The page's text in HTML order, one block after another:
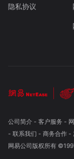
隐私协议
公司简介- 客户服务 -
- 联系我们 - 商务合作-
网易公司版权所有